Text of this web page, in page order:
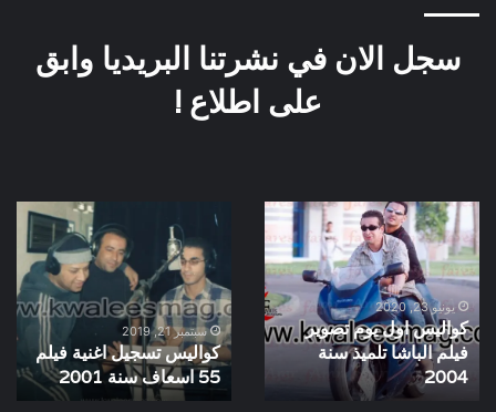
سجل الان في نشرتنا البريديا وابق
على اطلاع !
كواليس
اول
يوم
تصوير
فيلم
الباشا
تلميذ
سنة
يونيو 23, 2020
كواليس اول يوم تصوير
فيلم الباشا تلميذ سنة
2004
كواليس
اغنية
فيلم
55
اسعاف
سنة
2001
سبتمبر 21, 2019
كواليس تسجيل اغنية فيلم
55 اسعاف سنة 2001